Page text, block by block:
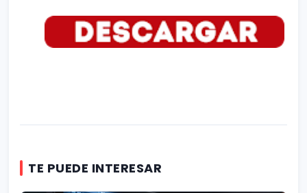
TE PUEDE INTERESAR